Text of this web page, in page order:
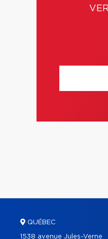
QUÉBEC
1538 avenue Jules-Verne